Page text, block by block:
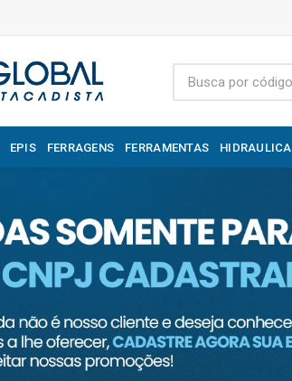
EPIS FERRAGENS FERRAMENTAS HIDRAULICA